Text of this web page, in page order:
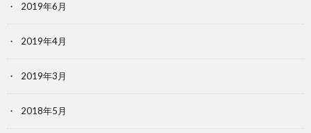
2019年6月
2019年4月
2019年3月
2018年5月